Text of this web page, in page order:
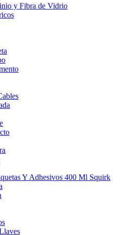
y Fibra de Vidrio
Y Adhesivos 400 Ml Squirk